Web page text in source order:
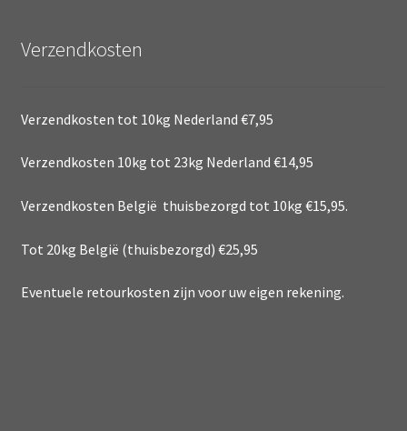
Verzendkosten
Verzendkosten tot 10kg Nederland €7,95
Verzendkosten 10kg tot 23kg Nederland €14,95
Verzendkosten België thuisbezorgd tot 10kg €15,95.
Tot 20kg België (thuisbezorgd) €25,95
Eventuele retourkosten zijn voor uw eigen rekening.